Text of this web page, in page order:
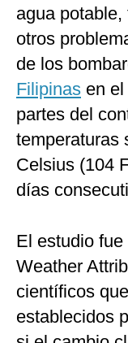
agua
otros
de los
Filipinas en
partes del
temperaturas
Celsius (104
días
El estudio
Weather
científicos
establecidos